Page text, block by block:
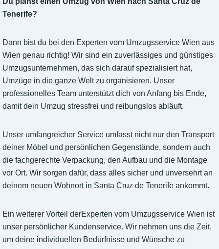
Tenerife?
Dann bist du bei den Experten vom Umzugsservice Wien aus
Wien genau richtig! Wir sind ein zuverlässiges und günstiges
Umzugsunternehmen, das sich darauf spezialisiert hat,
Umzüge in die ganze Welt zu organisieren. Unser
professionelles Team unterstützt dich von Anfang bis Ende,
damit dein Umzug stressfrei und reibungslos abläuft.
Unser umfangreicher Service umfasst nicht nur den Transport
deiner Möbel und persönlichen Gegenstände, sondern auch
die fachgerechte Verpackung, den Aufbau und die Montage
vor Ort. Wir sorgen dafür, dass alles sicher und unversehrt an
deinem neuen Wohnort in Santa Cruz de Tenerife ankommt.
Ein weiterer Vorteil derExperten vom Umzugsservice Wien ist
unser persönlicher Kundenservice. Wir nehmen uns die Zeit,
um deine individuellen Bedürfnisse und Wünsche zu